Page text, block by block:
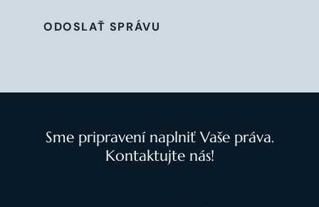
ODOSLAŤ SPRÁVU
Sme pripravení naplniť Vaše práva.
Kontaktujte nás!